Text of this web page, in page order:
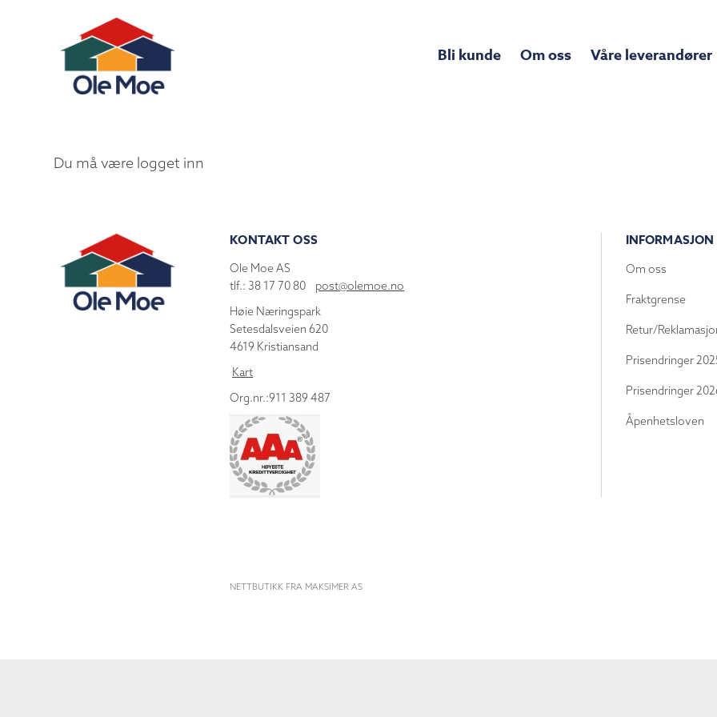
Bli kunde Om oss Våre leverandører
Du må være logget inn
KONTAKT OSS
Ole Moe AS
tlf.: 38 17 70 80 post@olemoe.no
Høie Næringspark
Setesdalsveien 620
4619 Kristiansand
Kart
Org.nr.:911 389 487
INFORMASJON
Om oss
Fraktgrense
Retur/
Prisendringer
Prisendringer
Åpenhetsloven
NETTBUTIKK FRA MAKSIMER AS